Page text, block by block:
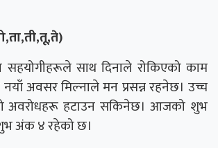
साथ दिनाले रोकिएको काम
नयाँ अवसर मिल्नाले मन प्रसन्न रहनेछ। उच्च
अवरोधहरू हटाउन सकिनेछ। आजको शुभ
अंक ४ रहेको छ।